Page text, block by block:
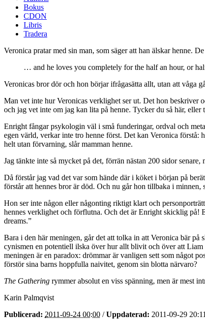
Bokus
CDON
Libris
Tradera
Veronica pratar med sin man, som säger att han älskar henne.
… and he loves you completely for the half an hour, or
Veronicas bror dör och hon börjar ifrågasätta allt, utan att våga
Man vet inte hur Veronicas verklighet ser ut. Det hon beskriver
och jag vet inte om jag kan lita på henne. Tycker du så här,
Enright fångar psykologin väl i små funderingar, ordval och
egen värld, verkar inte tro henne först. Det kan Veronica förstå:
helt utan förvarning, slår mamman henne.
Jag tänkte inte så mycket på det, förrän nästan 200 sidor
Då förstår jag vad det var som hände där i köket i början på
förstår att hennes bror är död. Och nu går hon tillbaka i
Hon ser inte någon eller någonting riktigt klart och
hennes verklighet och förflutna. Och det är Enright skicklig på!
dreams.”
Bara i den här meningen, går det att tolka in att Veronica bär
cynismen en potentiell ilska över hur allt blivit och över att
meningen är en paradox: drömmar är vanligen sett som något
förstör sina barns hoppfulla naivitet, genom sin blotta närvaro?
The Gathering rymmer absolut en viss spänning, men är mest
Karin Palmqvist
Publicerad: 2011-09-24 00:00 /Uppdaterad: 2011-09-29 20:11